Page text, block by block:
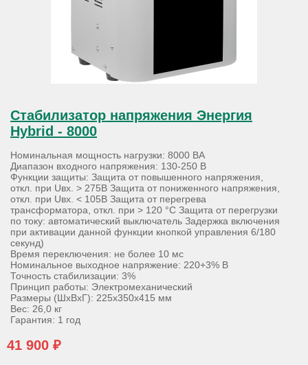
Стабилизатор напряжения Энергия
Hybrid - 8000
Номинальная мощность нагрузки: 8000 ВА
Диапазон входного напряжения: 130-250 В
Функции защиты: Защита от повышенного напряжения,
откл. при Uвх. > 275В Защита от пониженного напряжения,
откл. при Uвх. < 105В Защита от перегрева
трансформатора, откл. при > 120 °С Защита от перегрузки
по току: автоматический выключатель Задержка включения
при активации данной функции кнопкой управления 6/180
секунд)
Время переключения: не более 10 мс
Номинальное выходное напряжение: 220+3% В
Точность стабилизации: 3%
Принцип работы: Электромеханический
Размеры (ШхВхГ): 225х350х415 мм
Вес: 26,0 кг
Гарантия: 1 год
41 900 ₽